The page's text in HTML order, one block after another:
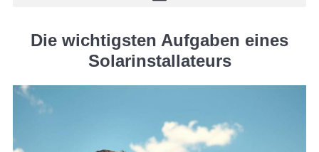
Die wichtigsten Aufgaben eines
Solarinstallateurs